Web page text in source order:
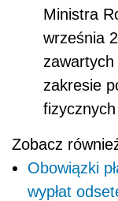
Ministra
września
zakresie
Zobacz
Obowiązki
wypłat